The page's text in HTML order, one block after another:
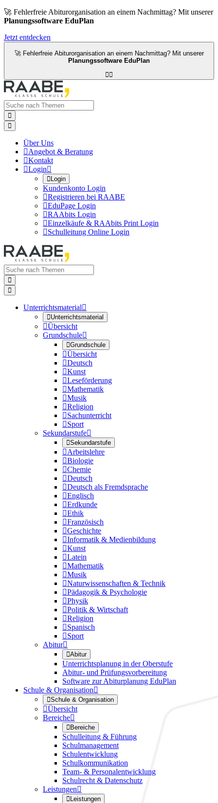
🚀 Fehlerfreie Abiturorganisation an einem Nachmittag? Mit unserer
Planungssoftware EduPlan
Jetzt entdecken
🚀 Fehlerfreie Abiturorganisation an einem Nachmittag? Mit unserer
Planungssoftware EduPlan



Über Uns
Angebot & Beratung
Kontakt
Login
Login
Kundenkonto Login
Registrieren bei RAABE
EduPage Login
RAAbits Login
Einzelkäufe & RAAbits Print Login
Schulleitung Online Login


Unterrichtsmaterial
Unterrichtsmaterial
Übersicht
Grundschule
Grundschule
Übersicht
Deutsch
Kunst
Leseförderung
Mathematik
Musik
Religion
Sachunterricht
Sport
Sekundarstufe
Sekundarstufe
Arbeitslehre
Biologie
Chemie
Deutsch
Deutsch als Fremdsprache
Englisch
Erdkunde
Ethik
Französisch
Geschichte
Informatik & Medienbildung
Kunst
Latein
Mathematik
Musik
Naturwissenschaften & Technik
Pädagogik & Psychologie
Physik
Politik & Wirtschaft
Religion
Spanisch
Sport
Abitur
Abitur
Unterrichtsplanung in der Oberstufe
Abitur- und Prüfungsvorbereitung
Software zur Abiturplanung EduPlan
Schule & Organisation
Schule & Organisation
Übersicht
Bereiche
Bereiche
Schulleitung & Führung
Schulmanagement
Schulentwicklung
Schulkommunikation
Team- & Personalentwicklung
Schulrecht & Datenschutz
Leistungen
Leistungen